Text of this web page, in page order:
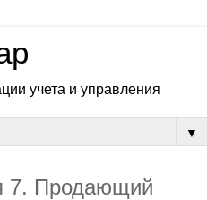
учета и управления
▼
7. Продающий